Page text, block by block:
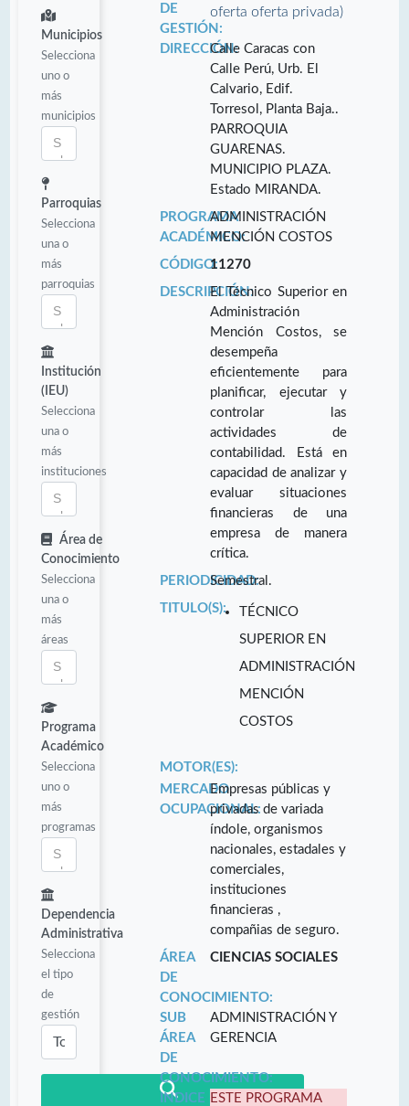
Municipios
Selecciona
uno o
más
municipios
Parroquias
Selecciona
una o
más
parroquias
Institución
(IEU)
Selecciona
una o
más
instituciones
Área de
Conocimiento
Selecciona
una o
más
áreas
Programa
Académico
Selecciona
uno o
más
programas
Dependencia
Administrativa
Selecciona
el tipo
de
gestión
DE
GESTIÓN:
oferta oferta privada)
DIRECCIÓN:Calle Caracas con
Calle Perú, Urb. El
Calvario, Edif.
Torresol, Planta Baja..
PARROQUIA
GUARENAS.
MUNICIPIO PLAZA.
Estado MIRANDA.
PROGRAMA
ACADÉMICO:
ADMINISTRACIÓN
MENCIÓN COSTOS
CÓDIGO:11270
DESCRIPCIÓN:El Técnico Superior en
Administración
Mención Costos, se
desempeña
eficientemente para
planificar, ejecutar y
controlar las
actividades de
contabilidad. Está en
capacidad de analizar y
evaluar situaciones
financieras de una
empresa de manera
crítica.
PERIODICIDAD:
Semestral.
TITULO(S):
TÉCNICO
SUPERIOR EN
ADMINISTRACIÓN
MENCIÓN
COSTOS
MOTOR(ES):
MERCADO
OCUPACIONAL:
Empresas públicas y
privadas de variada
índole, organismos
nacionales, estadales y
comerciales,
instituciones
financieras ,
compañias de seguro.
ÁREA
DE
CONOCIMIENTO:
CIENCIAS SOCIALES
SUB
ÁREA
DE
CONOCIMIENTO:
ADMINISTRACIÓN Y
GERENCIA
INDICE ESTE PROGRAMA